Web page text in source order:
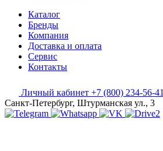
Каталог
Бренды
Компания
Доставка и оплата
Сервис
Контакты
Личный кабинет +7 (800) 234-56-41
Санкт-Петербург, Штурманская ул., 3